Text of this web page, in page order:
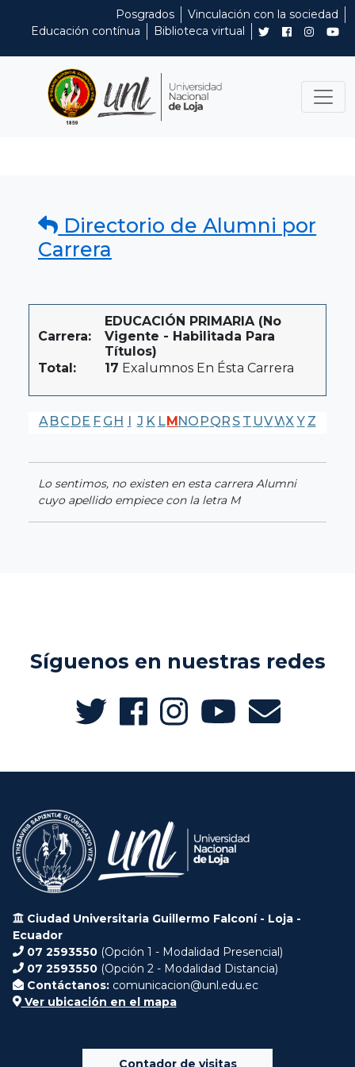
Posgrados
Vinculación con la sociedad
Educación contínua
Biblioteca virtual
Directorio de Alumni por
Carrera
Carrera:
EDUCACIÓN PRIMARIA (No
Vigente - Habilitada Para
Títulos)
Total:
17 Exalumnos En Ésta Carrera
A BC DE F G H I J K LMNO PQR S T UVWX Y Z
Lo sentimos, no existen en esta carrera Alumni
cuyo apellido empiece con la letra M
Síguenos en nuestras redes
Ciudad Universitaria Guillermo Falconí - Loja -
Ecuador
07 2593550 (Opción 1 - Modalidad Presencial)
07 2593550 (Opción 2 - Modalidad Distancia)
Contáctanos: comunicacion@unl.edu.ec
Ver ubicación en el mapa
Contador de visitas